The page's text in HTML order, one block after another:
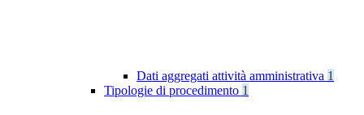
Dati aggregati attività amministrativa 1
Tipologie di procedimento 1